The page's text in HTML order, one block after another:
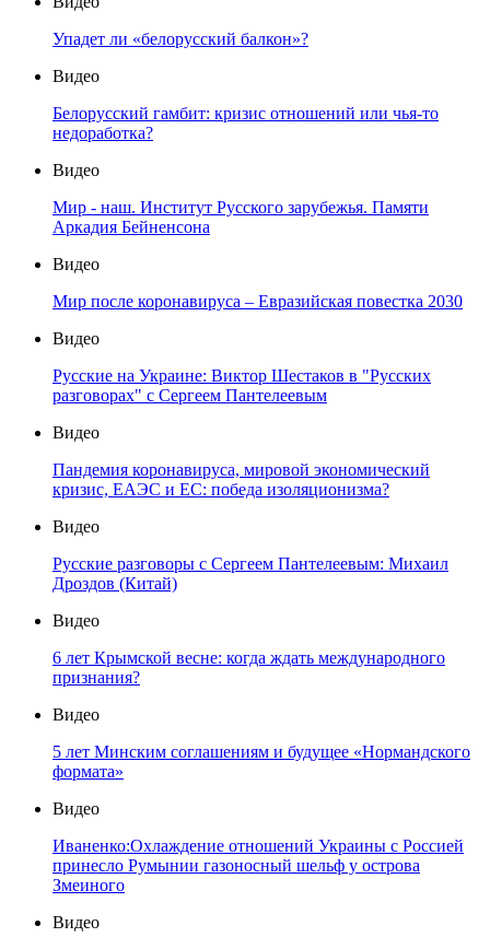
Упадет ли «белорусский балкон»?
Видео
Белорусский гамбит: кризис отношений или чья-то
недоработка?
Видео
Мир - наш. Институт Русского зарубежья. Памяти
Аркадия Бейненсона
Видео
Мир после коронавируса – Евразийская повестка 2030
Видео
Русские на Украине: Виктор Шестаков в "Русских
разговорах" с Сергеем Пантелеевым
Видео
Пандемия коронавируса, мировой экономический
кризис, ЕАЭС и ЕС: победа изоляционизма?
Видео
Русские разговоры с Сергеем Пантелеевым: Михаил
Дроздов (Китай)
Видео
6 лет Крымской весне: когда ждать международного
признания?
Видео
5 лет Минским соглашениям и будущее «Нормандского
формата»
Видео
Иваненко:Охлаждение отношений Украины с Россией
принесло Румынии газоносный шельф у острова
Змеиного
Видео